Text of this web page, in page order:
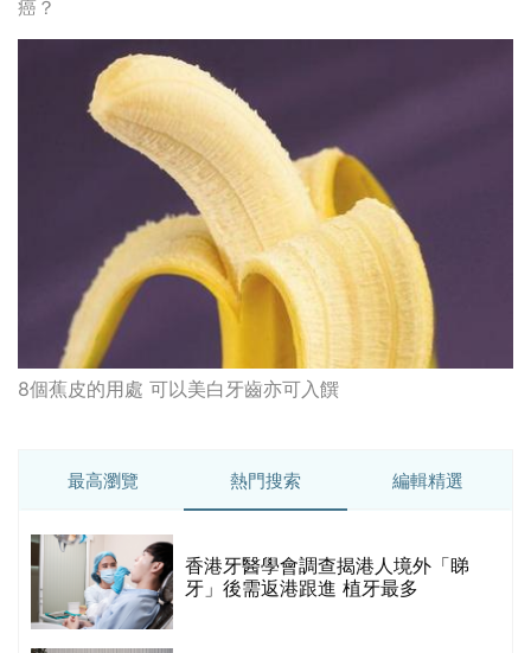
癌？
8個蕉皮的用處 可以美白牙齒亦可入饌
最高瀏覽 熱門搜索 編輯精選
香港牙醫學會調查揭港人境外「睇
牙」後需返港跟進 植牙最多